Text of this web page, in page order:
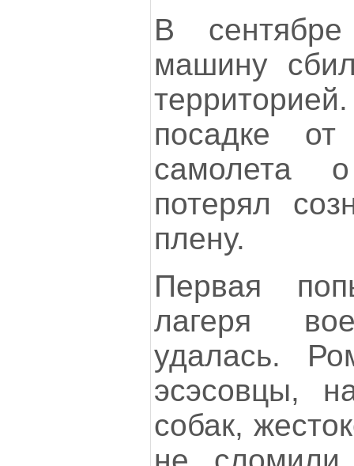
В
машину
посадке
самолета
потерял
плену.
Первая
лагеря
удалась.
эсэсовцы,
собак,